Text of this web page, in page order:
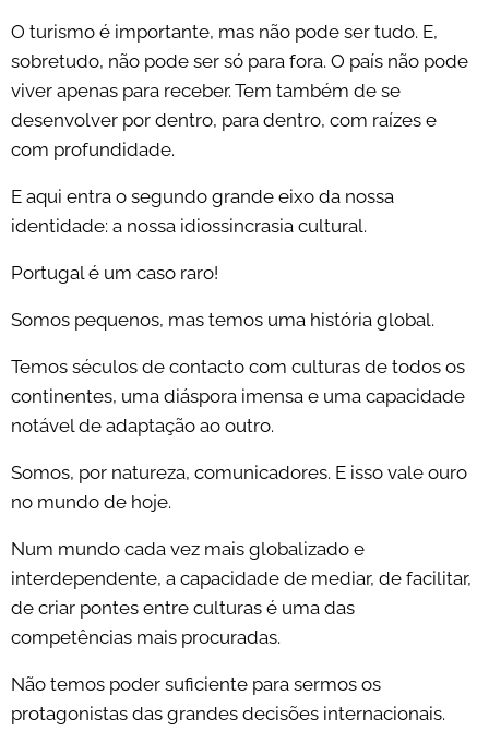
O turismo é importante, mas não pode ser tudo. E,
sobretudo, não pode ser só para fora. O país não pode
viver apenas para receber. Tem também de se
desenvolver por dentro, para dentro, com raízes e
com profundidade.
E aqui entra o segundo grande eixo da nossa
identidade: a nossa idiossincrasia cultural.
Portugal é um caso raro!
Somos pequenos, mas temos uma história global.
Temos séculos de contacto com culturas de todos os
continentes, uma diáspora imensa e uma capacidade
notável de adaptação ao outro.
Somos, por natureza, comunicadores. E isso vale ouro
no mundo de hoje.
Num mundo cada vez mais globalizado e
interdependente, a capacidade de mediar, de facilitar,
de criar pontes entre culturas é uma das
competências mais procuradas.
Não temos poder suficiente para sermos os
protagonistas das grandes decisões internacionais.